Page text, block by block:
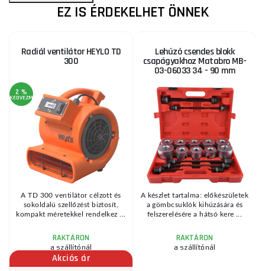
EZ IS ÉRDEKELHET ÖNNEK
Radiál ventilátor HEYLO TD
300
2 %
KEDVEZMÉNY
A TD 300 ventilátor célzott és
sokoldalú szellőzést biztosít,
kompakt méretekkel rendelkez ...
RAKTÁRON
a szállítónál
Akciós ár
Lehúzó csendes blokk
csapágyakhoz Matabro MB-
03-06033 34 - 90 mm
A készlet tartalma: előkészületek
a gömbcsuklók kihúzására és
felszerelésére a hátsó kere ...
RAKTÁRON
a szállítónál